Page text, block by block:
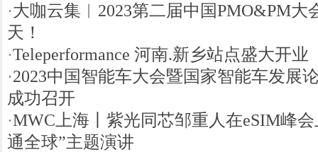
·大咖云集︱2023第二届中国PMO&PM大
天！
·Teleperformance 河南.新乡站点盛大开业
·2023中国智能车大会暨国家智能车发展
成功召开
·MWC上海丨紫光同芯邹重人在eSIM峰
通全球”主题演讲